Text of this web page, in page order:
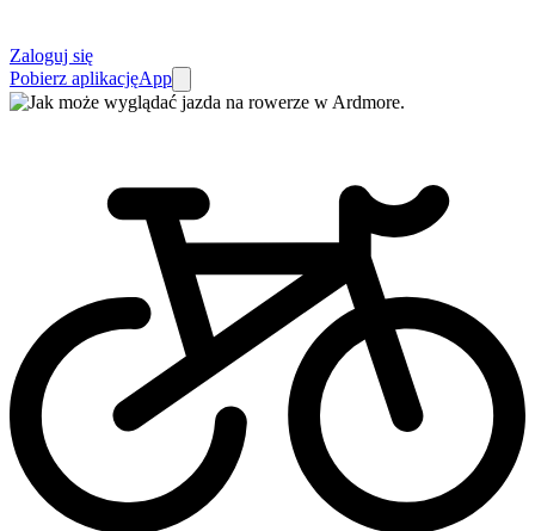
Zaloguj się
Pobierz aplikacjęApp